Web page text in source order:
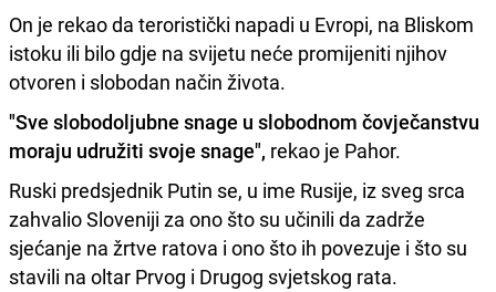
On je rekao da teroristički napadi u Evropi, na Bliskom
istoku ili bilo gdje na svijetu neće promijeniti njihov
otvoren i slobodan način života.
"Sve slobodoljubne snage u slobodnom čovječanstvu
moraju udružiti svoje snage", rekao je Pahor.
Ruski predsjednik Putin se, u ime Rusije, iz sveg srca
zahvalio Sloveniji za ono što su učinili da zadrže
sjećanje na žrtve ratova i ono što ih povezuje i što su
stavili na oltar Prvog i Drugog svjetskog rata.